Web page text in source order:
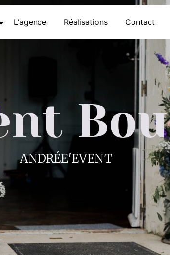
L'agence Réalisations Contact
ANDRÉE'EVENT